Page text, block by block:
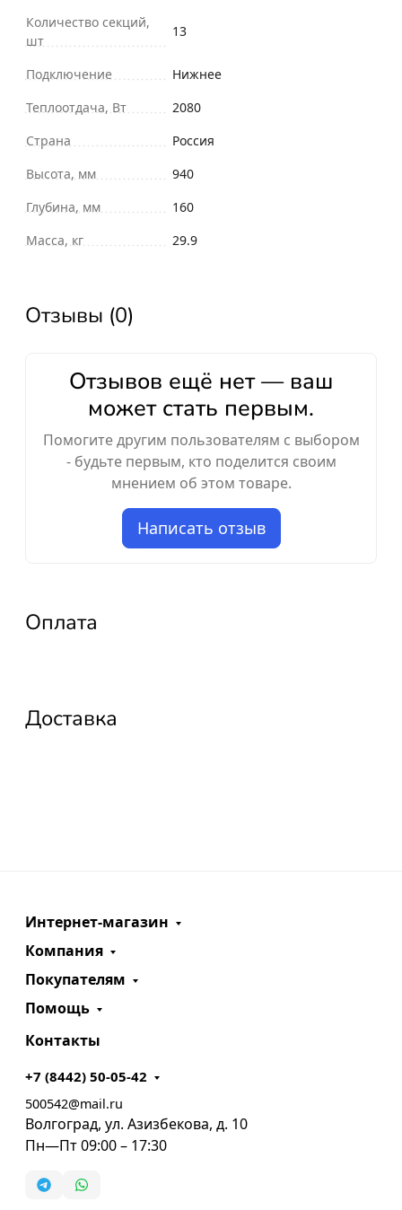
Количество секций,
шт
13
Подключение
Нижнее
Теплоотдача, Вт
2080
Страна
Россия
Высота, мм
940
Глубина, мм
160
Масса, кг
29.9
Отзывы (0)
Отзывов ещё нет — ваш
может стать первым.
Помогите другим пользователям с выбором
- будьте первым, кто поделится своим
мнением об этом товаре.
Написать отзыв
Оплата
Доставка
Интернет-магазин
Компания
Покупателям
Помощь
Контакты
+7 (8442) 50-05-42
500542@mail.ru
Волгоград, ул. Азизбекова, д. 10
Пн—Пт 09:00 – 17:30